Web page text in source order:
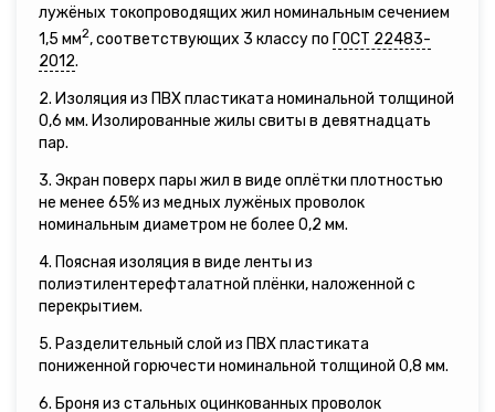
лужёных токопроводящих жил номинальным сечением
1,5 мм2, соответствующих 3 классу по ГОСТ 22483-
2012.
2. Изоляция из ПВХ пластиката номинальной толщиной
0,6 мм. Изолированные жилы свиты в девятнадцать
пар.
3. Экран поверх пары жил в виде оплётки плотностью
не менее 65% из медных лужёных проволок
номинальным диаметром не более 0,2 мм.
4. Поясная изоляция в виде ленты из
полиэтилентерефталатной плёнки, наложенной с
перекрытием.
5. Разделительный слой из ПВХ пластиката
пониженной горючести номинальной толщиной 0,8 мм.
6. Броня из стальных оцинкованных проволок